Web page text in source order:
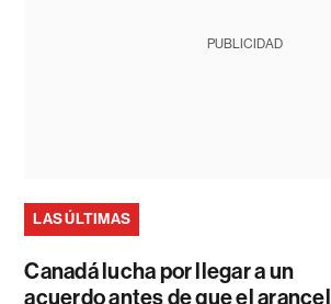
PUBLICIDAD
LAS ÚLTIMAS
Canadá lucha por llegar a un
acuerdo antes de que el arancel